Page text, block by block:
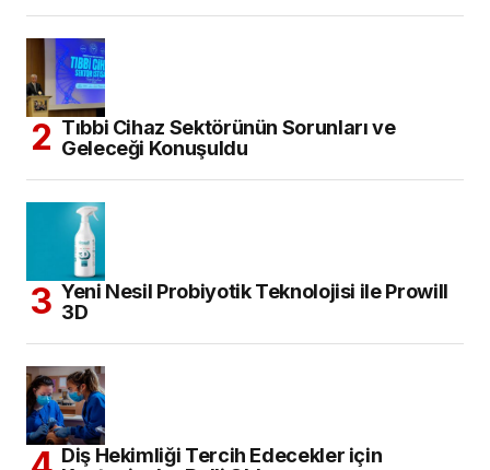
Tıbbi Cihaz Sektörünün Sorunları ve
Geleceği Konuşuldu
Yeni Nesil Probiyotik Teknolojisi ile Prowill
3D
Diş Hekimliği Tercih Edecekler için